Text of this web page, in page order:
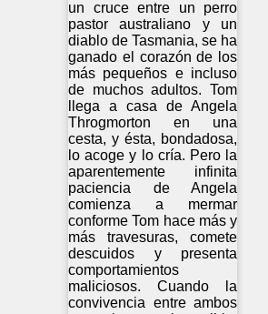
un cruce entre un perro
pastor australiano y un
diablo de Tasmania, se ha
ganado el corazón de los
más pequeños e incluso
de muchos adultos. Tom
llega a casa de Angela
Throgmorton en una
cesta, y ésta, bondadosa,
lo acoge y lo cría. Pero la
aparentemente infinita
paciencia de Angela
comienza a mermar
conforme Tom hace más y
más travesuras, comete
descuidos y presenta
comportamientos
maliciosos. Cuando la
convivencia entre ambos